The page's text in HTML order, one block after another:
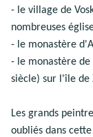
- le village de
nombreuses
- le monastère
- le monastère
siècle) sur l'île de
Les grands
oubliés dans